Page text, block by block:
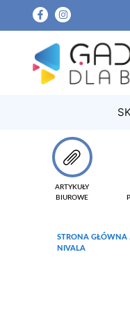
ARTYKUŁY
BIUROWE
STRONA GŁÓWNA
NIVALA